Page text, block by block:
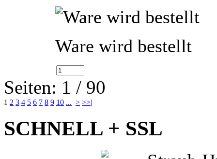
Ware wird bestellt
Seiten: 1 / 90
1 2 3 4 5 6 7 8 9 10 ... > >>|
SCHNELL + SSL